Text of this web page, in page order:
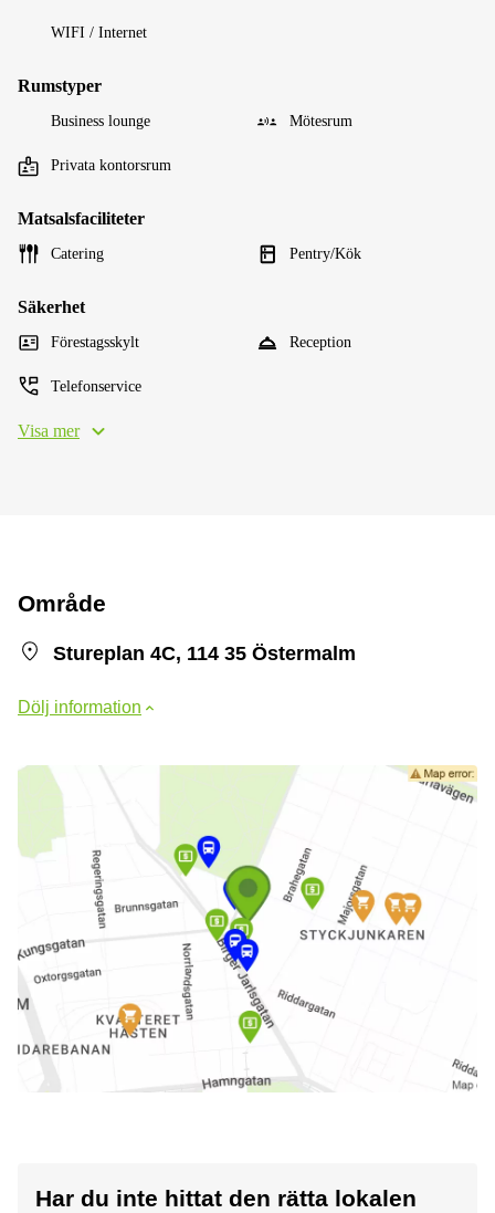
WIFI / Internet
Rumstyper
Business lounge Mötesrum
Privata kontorsrum
Matsalsfaciliteter
Catering Pentry/Kök
Säkerhet
Förestagsskylt Reception
Telefonservice
Visa mer
Område
Stureplan 4C, 114 35 Östermalm
Dölj information
Har du inte hittat den rätta lokalen